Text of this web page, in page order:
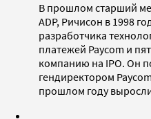
В прошлом старший
ADP, Ричисон в 1998
разработчика
платежей Paycom и
компанию на IPO. Он
гендиректором
прошлом году